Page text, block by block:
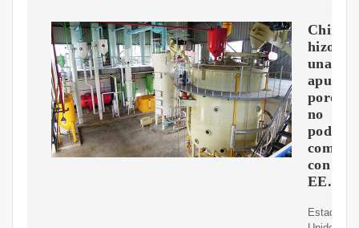
China
hizo
una
apuesta
porque
no
podía
con
EE.UU.
Estados